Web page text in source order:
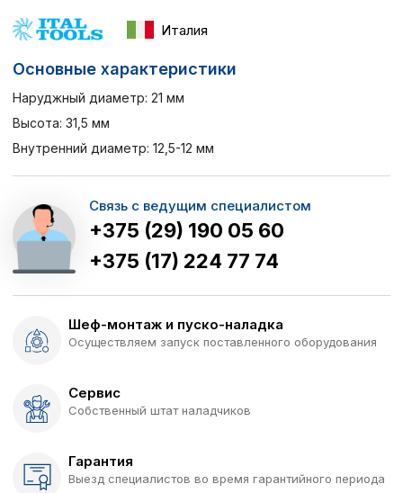
Италия
Основные характеристики
Наруджный диаметр: 21 мм
Высота: 31,5 мм
Внутренний диаметр: 12,5-12 мм
Связь с ведущим специалистом
+375 (29) 190 05 60
+375 (17) 224 77 74
Шеф-монтаж и пуско-наладка
Осуществляем запуск поставленного оборудования
Сервис
Собственный штат наладчиков
Гарантия
Выезд специалистов во время гарантийного периода